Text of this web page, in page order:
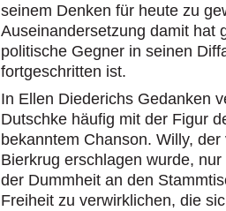
seinem Denken für heute zu
Auseinandersetzung damit hat
politische Gegner in seinen
fortgeschritten ist.
In Ellen Diederichs Gedanken
Dutschke häufig mit der Figur
bekanntem Chanson. Willy,
Bierkrug erschlagen wurde,
der Dummheit an den
Freiheit zu verwirklichen, die